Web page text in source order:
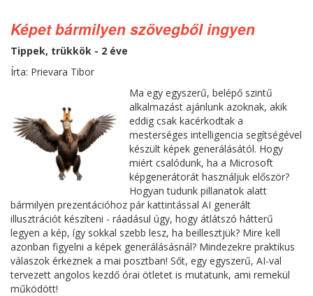
Képet bármilyen szövegből ingyen
Tippek, trükkök - 2 éve
Írta: Prievara Tibor
Ma egy egyszerű, belépő szintű
alkalmazást ajánlunk azoknak, akik
eddig csak kacérkodtak a
mesterséges intelligencia segítségével
készült képek generálásától. Hogy
miért csalódunk, ha a Microsoft
képgenerátorát használjuk először?
Hogyan tudunk pillanatok alatt
bármilyen prezentációhoz pár kattintással AI generált
illusztrációt készíteni - ráadásul úgy, hogy átlátszó hátterű
legyen a kép, így sokkal szebb lesz, ha beillesztjük? Mire kell
azonban figyelni a képek generálásásnál? Mindezekre praktikus
válaszok érkeznek a mai posztban! Sőt, egy egyszerű, AI-val
tervezett angolos kezdő órai ötletet is mutatunk, ami remekül
működött!